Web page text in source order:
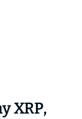
XRP,